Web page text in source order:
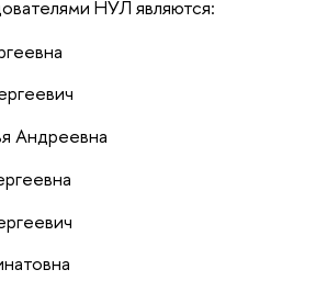
НУЛ являются:
Андреевна